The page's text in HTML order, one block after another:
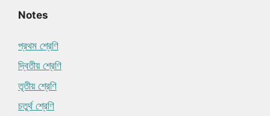
Notes
প্রথম শ্রেণি
দ্বিতীয় শ্রেণি
তৃতীয় শ্রেণি
চতুর্থ শ্রেণি